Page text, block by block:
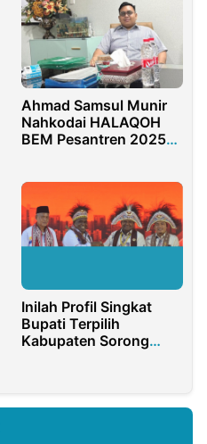
Ahmad Samsul Munir
Nahkodai HALAQOH
BEM Pesantren 2025–
Inilah Profil Singkat
Bupati Terpilih
Kabupaten Sorong